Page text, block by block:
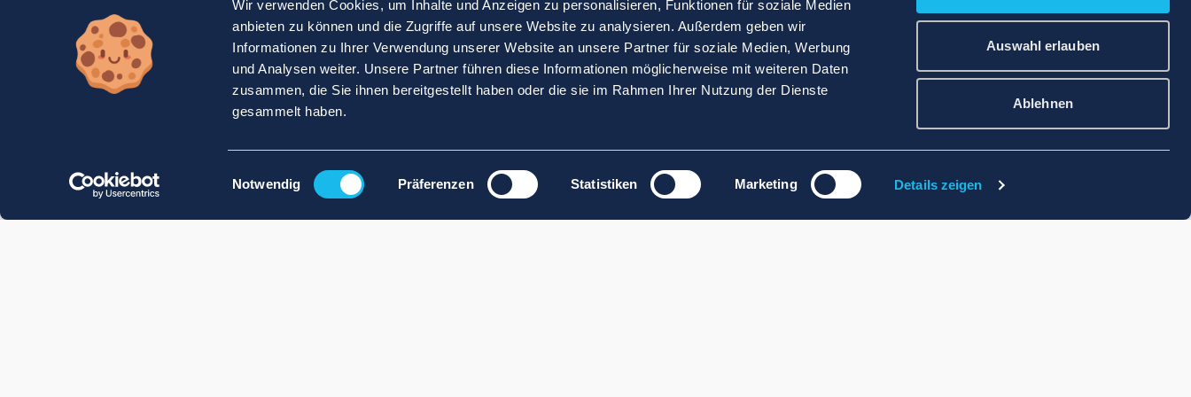
Wir verwenden Cookies, um Inhalte und Anzeigen zu personalisieren, Funktionen für soziale Medien
anbieten zu können und die Zugriffe auf unsere Website zu analysieren. Außerdem geben wir
Informationen zu Ihrer Verwendung unserer Website an unsere Partner für soziale Medien, Werbung
und Analysen weiter. Unsere Partner führen diese Informationen möglicherweise mit weiteren Daten
zusammen, die Sie ihnen bereitgestellt haben oder die sie im Rahmen Ihrer Nutzung der Dienste
gesammelt haben.
Einwilligungsauswahl
Notwendig Präferenzen Statistiken Marketing Details zeigen
Auswahl erlauben
Ablehnen